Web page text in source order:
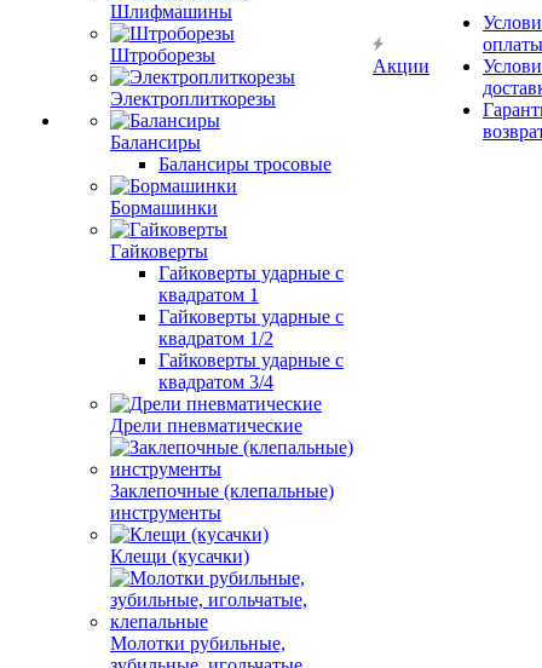
Шлифмашины
Штроборезы
Электроплиткорезы
Балансиры
Балансиры тросовые
Бормашинки
Гайковерты
Гайковерты ударные с
квадратом 1
Гайковерты ударные с
квадратом 1/2
Гайковерты ударные с
квадратом 3/4
Дрели пневматические
Заклепочные (клепальные)
инструменты
Клещи (кусачки)
Молотки рубильные,
Акции
оплаты